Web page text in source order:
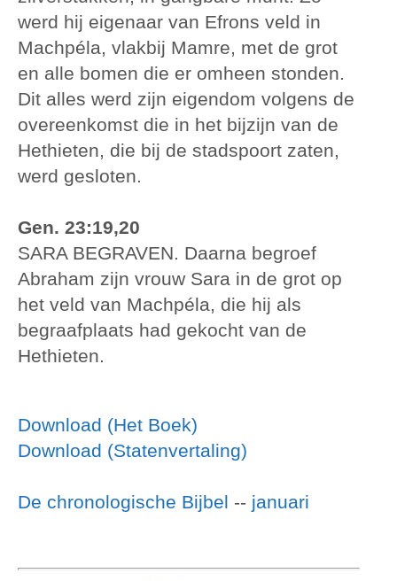
werd hij eigenaar van Efrons veld in
Machpéla, vlakbij Mamre, met de grot
en alle bomen die er omheen stonden.
Dit alles werd zijn eigendom volgens de
overeenkomst die in het bijzijn van de
Hethieten, die bij de stadspoort zaten,
werd gesloten.
Gen. 23:19,20
SARA BEGRAVEN. Daarna begroef
Abraham zijn vrouw Sara in de grot op
het veld van Machpéla, die hij als
begraafplaats had gekocht van de
Hethieten.
Download (Het Boek)
Download (Statenvertaling)
De chronologische Bijbel -- januari